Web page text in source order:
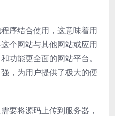
序结合使用，这意味着用
个网站与其他网站或应用
功能更全面的网站平台。
，为用户提供了极大的便
要将源码上传到服务器，